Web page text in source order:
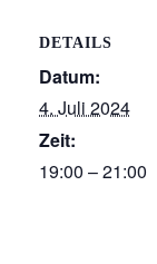
DETAILS
Datum:
4. Juli 2024
Zeit:
19:00 – 21:00